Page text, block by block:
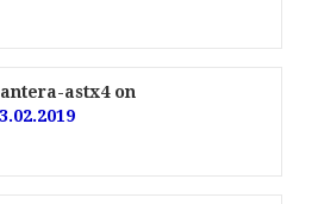
astx4on